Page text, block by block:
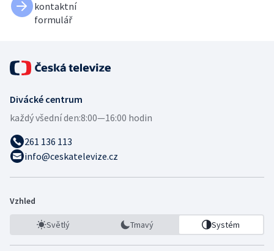
kontaktní
formulář
Divácké centrum
každý všední den:8:00—16:00 hodin
261 136 113
info@ceskatelevize.cz
Vzhled
Světlý Tmavý Systém